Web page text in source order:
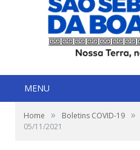
MENU
Home » Boletins COVID-19 »
05/11/2021